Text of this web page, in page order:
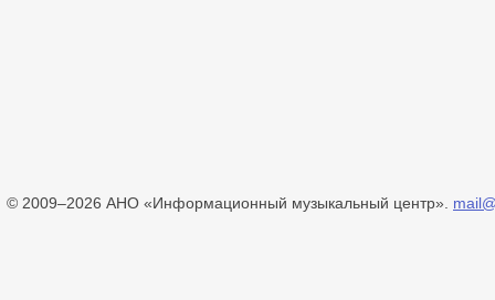
© 2009–2026 АНО «Информационный музыкальный центр».